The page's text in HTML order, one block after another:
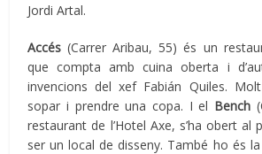
Jordi Artal.
Accés (Carrer Aribau, 55) és un
que compta amb cuina oberta i
invencions del xef Fabián Quiles.
sopar i prendre una copa. I el Bench
restaurant de l’Hotel Axe, s’ha obert al
ser un local de disseny. També ho és